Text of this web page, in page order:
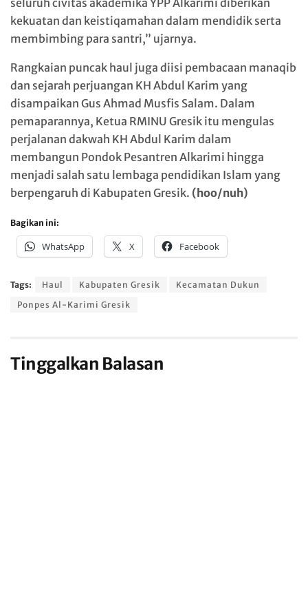
seluruh civitas akademika YPP Alkarimi diberikan
kekuatan dan keistiqamahan dalam mendidik serta
membimbing para santri,” ujarnya.
Rangkaian puncak haul juga diisi pembacaan manaqib
dan sejarah perjuangan KH Abdul Karim yang
disampaikan Gus Ahmad Musfis Salam. Dalam
pemaparannya, Ketua RMINU Gresik itu mengulas
perjalanan dakwah KH Abdul Karim dalam
membangun Pondok Pesantren Alkarimi hingga
menjadi salah satu lembaga pendidikan Islam yang
berpengaruh di Kabupaten Gresik. (hoo/nuh)
Bagikan ini:
WhatsApp X Facebook
Tags: Haul Kabupaten Gresik
Kecamatan Dukun
Ponpes Al-Karimi Gresik
Tinggalkan Balasan